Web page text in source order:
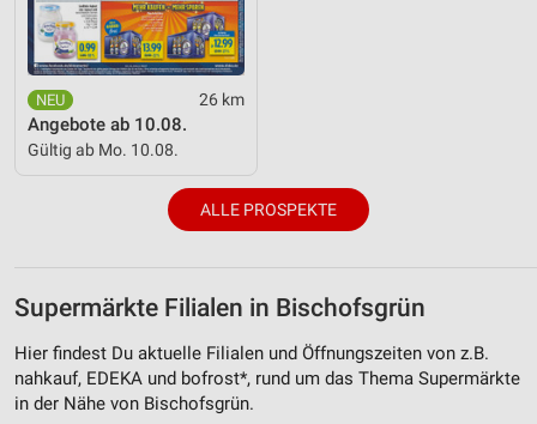
26 km
Angebote ab 10.08.
Gültig ab Mo. 10.08.
ALLE PROSPEKTE
Supermärkte Filialen in Bischofsgrün
Hier findest Du aktuelle Filialen und Öffnungszeiten von z.B.
nahkauf, EDEKA und bofrost*, rund um das Thema Supermärkte
in der Nähe von Bischofsgrün.